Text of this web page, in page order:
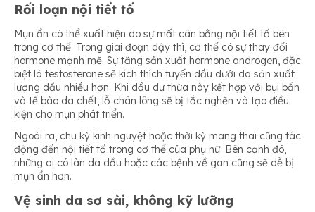
Rối loạn nội tiết tố
Mụn ẩn có thể xuất hiện do sự mất cân bằng nội tiết tố bên
trong cơ thể. Trong giai đoạn dậy thì, cơ thể có sự thay đổi
hormone mạnh mẽ. Sự tăng sản xuất hormone androgen, đặc
biệt là testosterone sẽ kích thích tuyến dầu dưới da sản xuất
lượng dầu nhiều hơn. Khi dầu dư thừa này kết hợp với bụi bẩn
và tế bào da chết, lỗ chân lông sẽ bị tắc nghẽn và tạo điều
kiện cho mụn phát triển.
Ngoài ra, chu kỳ kinh nguyệt hoặc thời kỳ mang thai cũng tác
động đến nội tiết tố trong cơ thể của phụ nữ. Bên cạnh đó,
những ai có làn da dầu hoặc các bệnh về gan cũng sẽ dễ bị
mụn ẩn hơn.
Vệ sinh da sơ sài, không kỹ lưỡng